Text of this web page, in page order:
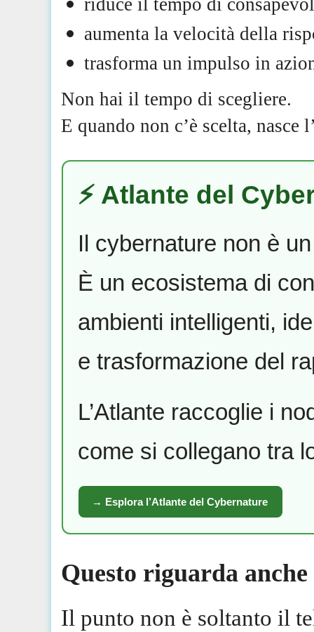
aumenta la velocità della
trasforma un impulso in
Non hai il tempo di scegliere.
E quando non c’è scelta,
⚡️ Atlante del
Il cybernature non è
È un ecosistema di
ambienti intelligenti,
e trasformazione del
L’Atlante raccoglie i
come si collegano tra
→ Esplora l’Atlante del Cybernature
Questo riguarda
Il punto non è soltanto il